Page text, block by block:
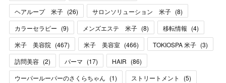
ヘアループ 米子 (26) サロンソリューション 米子 (8)
カラーセラピー (9) メンズエステ 米子 (8) 移転情報 (4)
米子 美容院 (467) 米子 美容室 (466) TOKIOSPA 米子 (3)
訪問美容 (2) パーマ (17) HAIR (86)
ウーパールーパーのさくらちゃん (1) ストリートメント (5)